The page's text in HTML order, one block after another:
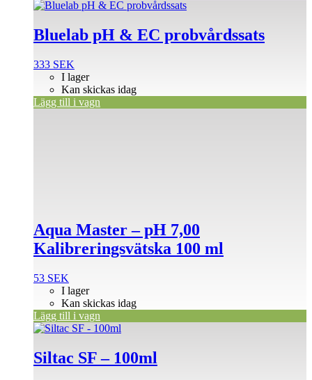
Bluelab pH & EC probvårdssats
333 SEK
I lager
Kan skickas idag
Lägg till i vagn
Aqua Master – pH 7,00
Kalibreringsvätska 100 ml
53 SEK
I lager
Kan skickas idag
Lägg till i vagn
Siltac SF – 100ml